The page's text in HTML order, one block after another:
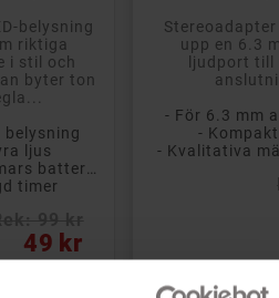
belysning
riktiga
i stil och
byter ton
ljus
timer
49 kr
upp en 6.3
ljudport till
- För 6.3 mm
-
- Kvalitativa